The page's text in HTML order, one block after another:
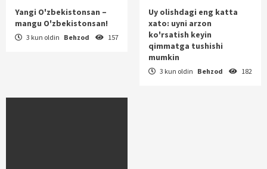
Yangi O'zbekistonsan –
mangu O'zbekistonsan!
3 kun oldin Behzod 157
Uy olishdagi eng katta
xato: uyni arzon
ko'rsatish keyin
qimmatga tushishi
mumkin
3 kun oldin Behzod 182